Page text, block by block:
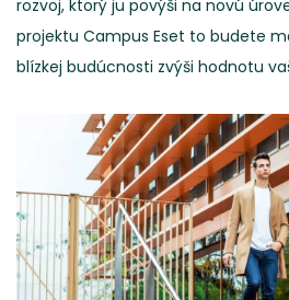
rozvoj, ktorý ju povýši na novú
projektu Campus Eset to budete
blízkej budúcnosti zvýši hodnotu